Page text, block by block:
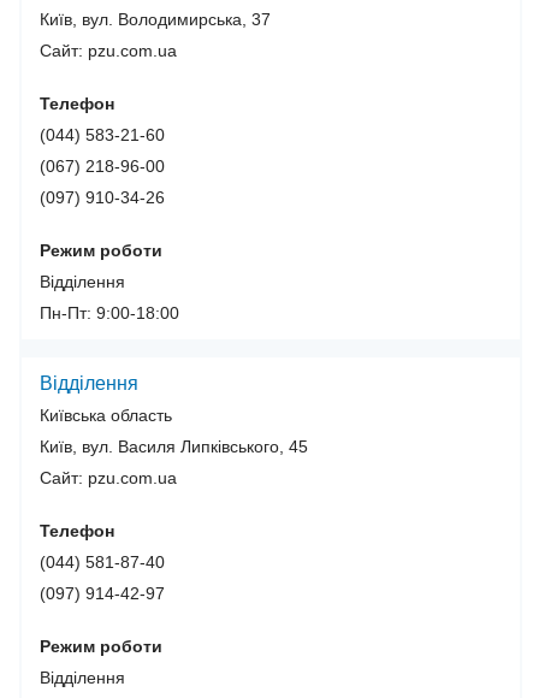
Київ, вул. Володимирська, 37
Сайт: pzu.com.ua
Телефон
(044) 583-21-60
(067) 218-96-00
(097) 910-34-26
Режим роботи
Відділення
Пн-Пт: 9:00-18:00
Відділення
Київська область
Київ, вул. Василя Липківського, 45
Сайт: pzu.com.ua
Телефон
(044) 581-87-40
(097) 914-42-97
Режим роботи
Відділення